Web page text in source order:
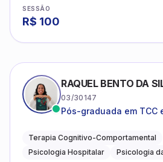
SESSÃO
R$ 100
RAQUEL BENTO DA
03/30147
Pós-graduada em TCC
Terapia Cognitivo-Comportamental
Psicologia Hospitalar
Psicologia